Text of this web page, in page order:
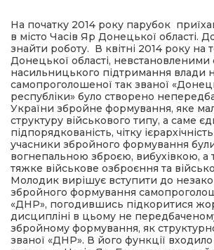
політика
місія
На початку 2014 року парубок
в місто Часів Яр Донецької області.
знайти роботу. В квітні 2014 року на
Донецької області, невстановленими
насильницького підтримання влади
самопроголошеної так званої
республіки» було створено
України збройне формування, яке
структуру військового типу, а саме
підпорядкованість, чітку
учасники збройного формування
вогнепальною зброєю, вибухівкою, а
тяжке військове озброєння та
Молодик вирішує вступити до
збройного формування
«ДНР», погодившись підкоритися
дисципліні в цьому не
збройному формування, як
званої «ДНР». В його функції